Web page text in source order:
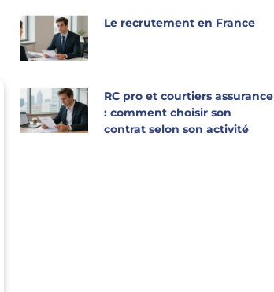
Le recrutement en France
RC pro et courtiers assurance
: comment choisir son
contrat selon son activité